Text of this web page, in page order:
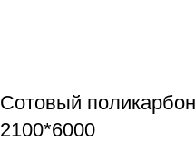
Сотовый
2100*6000